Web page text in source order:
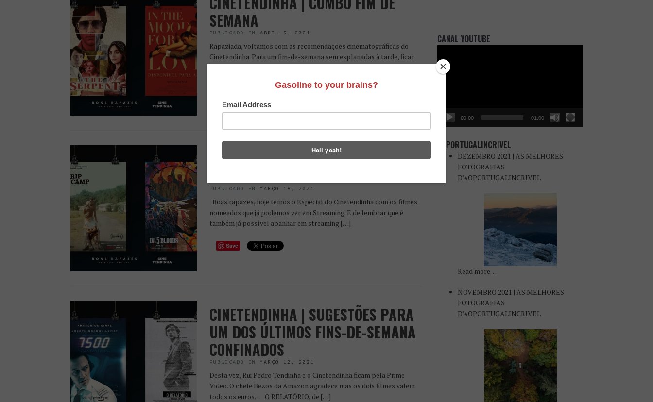
SEMANA
PUBLICADO EM ABRIL 9, 2021
Rapaziada, voltamos com as recomendações cinematográficas do
Cinetendinha. Para um fim-de-semana sem esplanadas à tarde, ficar
em casa e perdermo-nos no cinema sensual de Wong-kar Wai ou
Save
CINETENDINHA | 5 FILMES –
PUBLICADO EM MARÇO 18, 2021
Boas rapazes, hoje temos o Especial do Cinetendinha com os filmes
nomeados que já podemos ver em Streaming. E de lembrar que é
também já possível apanhar em streaming […]
Save
CINETENDINHA | SUGESTÕES PARA
UM DOS ÚLTIMOS FINS-DE-SEMANA
CONFINADOS
PUBLICADO EM MARÇO 12, 2021
Desta vez, Rui Pedro Tendinha e o Cinetendinha ficam pela Prime
Video. O chefe Bezos da Amazon agradece mas os dois filmes valem
todos os euros… O RELATÓRIO, de […]
CANAL YOUTUBE
de
vídeo
00:00 01:00
#OPORTUGALINCRIVEL
DEZEMBRO 2021 | AS MELHORES
FOTOGRAFIAS
D’#OPORTUGALINCRIVEL
Read more…
NOVEMBRO 2021 | AS MELHORES
FOTOGRAFIAS
D’#OPORTUGALINCRIVEL